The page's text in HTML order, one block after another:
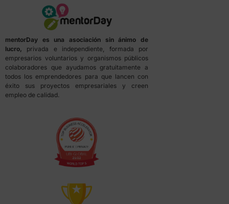
mentorDay es una asociación sin ánimo de
lucro, privada e independiente, formada por
empresarios voluntarios y organismos públicos
colaboradores que ayudamos gratuitamente a
todos los emprendedores para que lancen con
éxito sus proyectos empresariales y creen
empleo de calidad.